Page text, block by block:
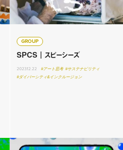
GROUP
SPCS｜スピーシーズ
2023.12.22 #アート思考 #サステナビリティ
#ダイバーシティ&インクルージョン